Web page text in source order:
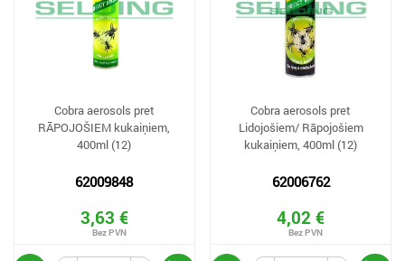
Cobra aerosols pret
RĀPOJOŠIEM kukaiņiem,
400ml (12)
62009848
3,63 €
Cobra aerosols pret
Lidojošiem/ Rāpojošiem
kukaiņiem, 400ml (12)
62006762
4,02 €